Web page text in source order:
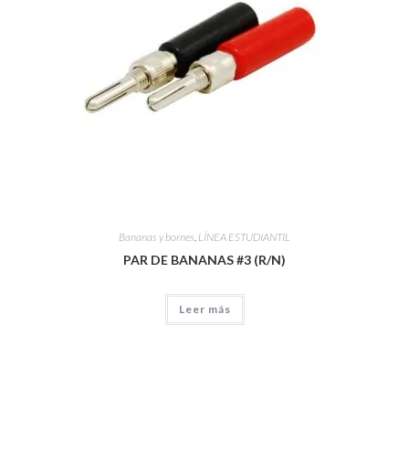
Bananas y bornes, LÍNEA ESTUDIANTIL
PAR DE BANANAS #3 (R/N)
Leer más